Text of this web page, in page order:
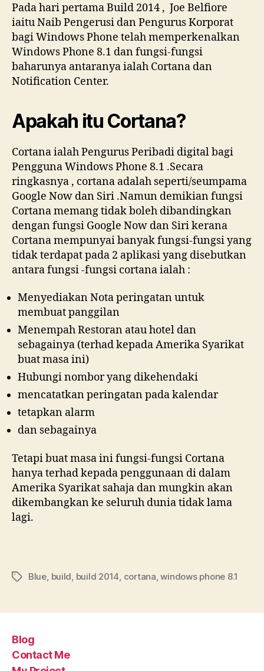
Pada hari pertama Build 2014 , Joe Belfiore
iaitu Naib Pengerusi dan Pengurus Korporat
bagi Windows Phone telah memperkenalkan
Windows Phone 8.1 dan fungsi-fungsi
baharunya antaranya ialah Cortana dan
Notification Center.
Apakah itu Cortana?
Cortana ialah Pengurus Peribadi digital bagi
Pengguna Windows Phone 8.1 .Secara
ringkasnya , cortana adalah seperti/seumpama
Google Now dan Siri .Namun demikian fungsi
Cortana memang tidak boleh dibandingkan
dengan fungsi Google Now dan Siri kerana
Cortana mempunyai banyak fungsi-fungsi yang
tidak terdapat pada 2 aplikasi yang disebutkan
antara fungsi -fungsi cortana ialah :
Menyediakan Nota peringatan untuk
membuat panggilan
Menempah Restoran atau hotel dan
sebagainya (terhad kepada Amerika Syarikat
buat masa ini)
Hubungi nombor yang dikehendaki
mencatatkan peringatan pada kalendar
tetapkan alarm
dan sebagainya
Tetapi buat masa ini fungsi-fungsi Cortana
hanya terhad kepada penggunaan di dalam
Amerika Syarikat sahaja dan mungkin akan
dikembangkan ke seluruh dunia tidak lama
lagi.
TagsBlue, build, build 2014, cortana,windows phone 8.1
Blog
Contact Me